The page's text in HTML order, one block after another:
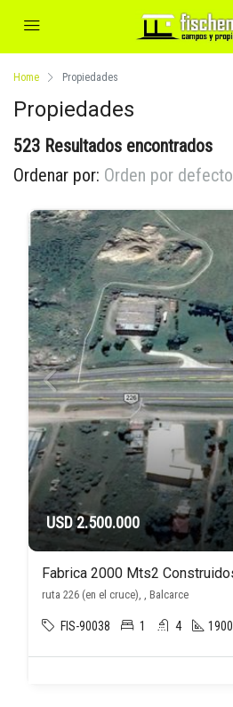
Home Propiedades
Propiedades
523 Resultados encontrados
Ordenar por: Orden por defecto
USD 2.500.000
ruta 226 (en el cruce), , Balcarce
FIS-90038 1 4 1900